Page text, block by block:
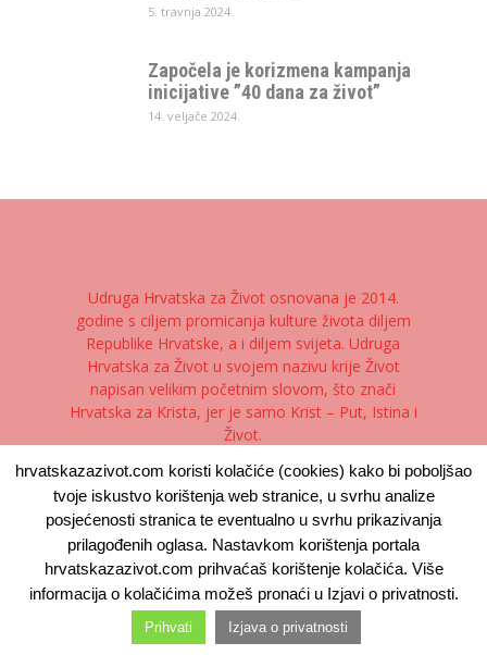
5. travnja 2024.
Započela je korizmena kampanja
inicijative ”40 dana za život”
14. veljače 2024.
Udruga Hrvatska za Život osnovana je 2014.
godine s ciljem promicanja kulture života diljem
Republike Hrvatske, a i diljem svijeta. Udruga
Hrvatska za Život u svojem nazivu krije Život
napisan velikim početnim slovom, što znači
Hrvatska za Krista, jer je samo Krist – Put, Istina i
Život.
Kontaktirajte nas:kontakt@hrvatskazazivot.com
Kontakt Izjava o privatnosti Uvjeti korištenja
© Hrvatska Za Život
hrvatskazazivot.com koristi kolačiće (cookies) kako bi poboljšao
tvoje iskustvo korištenja web stranice, u svrhu analize
posjećenosti stranica te eventualno u svrhu prikazivanja
prilagođenih oglasa. Nastavkom korištenja portala
hrvatskazazivot.com prihvaćaš korištenje kolačića. Više
informacija o kolačićima možeš pronaći u Izjavi o privatnosti.
Prihvati Izjava o privatnosti